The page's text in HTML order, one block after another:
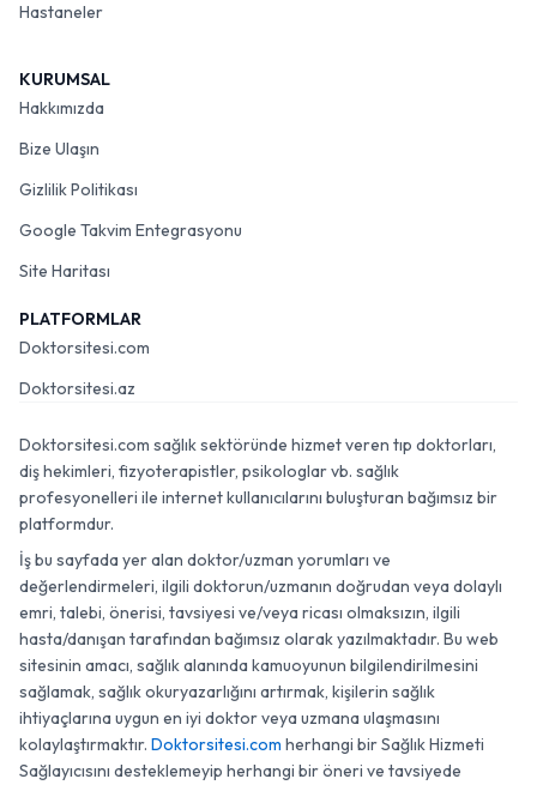
Hastaneler
KURUMSAL
Hakkımızda
Bize Ulaşın
Gizlilik Politikası
Google Takvim Entegrasyonu
Site Haritası
PLATFORMLAR
Doktorsitesi.com
Doktorsitesi.az
Doktorsitesi.com sağlık sektöründe hizmet veren tıp doktorları,
diş hekimleri, fizyoterapistler, psikologlar vb. sağlık
profesyonelleri ile internet kullanıcılarını buluşturan bağımsız bir
platformdur.
İş bu sayfada yer alan doktor/uzman yorumları ve
değerlendirmeleri, ilgili doktorun/uzmanın doğrudan veya dolaylı
emri, talebi, önerisi, tavsiyesi ve/veya ricası olmaksızın, ilgili
hasta/danışan tarafından bağımsız olarak yazılmaktadır. Bu web
sitesinin amacı, sağlık alanında kamuoyunun bilgilendirilmesini
sağlamak, sağlık okuryazarlığını artırmak, kişilerin sağlık
ihtiyaçlarına uygun en iyi doktor veya uzmana ulaşmasını
kolaylaştırmaktır. Doktorsitesi.com herhangi bir Sağlık Hizmeti
Sağlayıcısını desteklemeyip herhangi bir öneri ve tavsiyede